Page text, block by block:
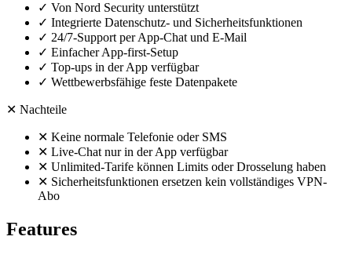
✓ Von Nord Security unterstützt
✓ Integrierte Datenschutz- und Sicherheitsfunktionen
✓ 24/7-Support per App-Chat und E-Mail
✓ Einfacher App-first-Setup
✓ Top-ups in der App verfügbar
✓ Wettbewerbsfähige feste Datenpakete
✕ Nachteile
✕ Keine normale Telefonie oder SMS
✕ Live-Chat nur in der App verfügbar
✕ Unlimited-Tarife können Limits oder Drosselung haben
✕ Sicherheitsfunktionen ersetzen kein vollständiges VPN-
Abo
Features